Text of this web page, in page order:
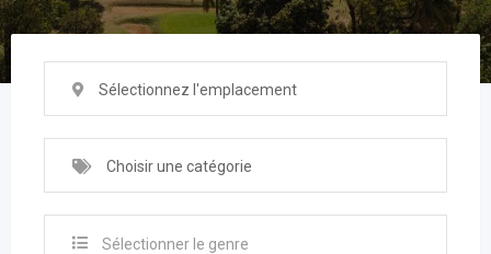
Sélectionnez l'emplacement
Choisir une catégorie
Sélectionner le genre